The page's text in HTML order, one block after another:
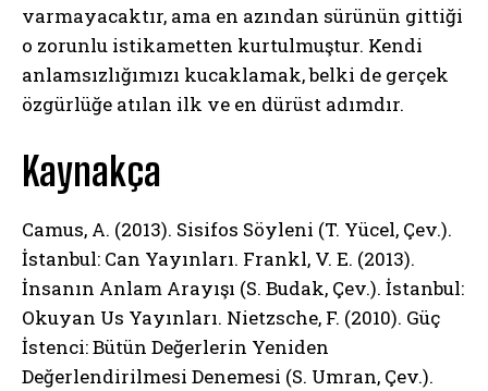
varmayacaktır, ama en azından sürünün gittiği
o zorunlu istikametten kurtulmuştur. Kendi
anlamsızlığımızı kucaklamak, belki de gerçek
özgürlüğe atılan ilk ve en dürüst adımdır.
Kaynakça
Camus, A. (2013). Sisifos Söyleni (T. Yücel, Çev.).
İstanbul: Can Yayınları. Frankl, V. E. (2013).
İnsanın Anlam Arayışı (S. Budak, Çev.). İstanbul:
Okuyan Us Yayınları. Nietzsche, F. (2010). Güç
İstenci: Bütün Değerlerin Yeniden
Değerlendirilmesi Denemesi (S. Umran, Çev.).